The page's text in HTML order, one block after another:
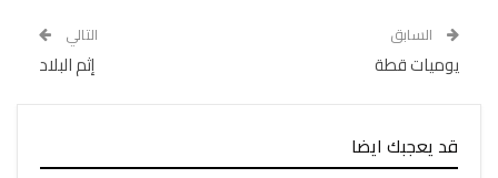
السابق
يوميات قطة
التالي
إثم البلاد
قد يعجبك ايضا